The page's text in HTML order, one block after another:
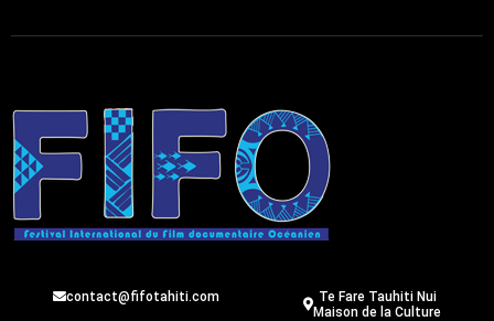
contact@fifotahiti.com
Te Fare Tauhiti Nui
Maison de la Culture